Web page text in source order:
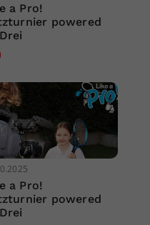
a Pro!
powered
a Pro!
powered